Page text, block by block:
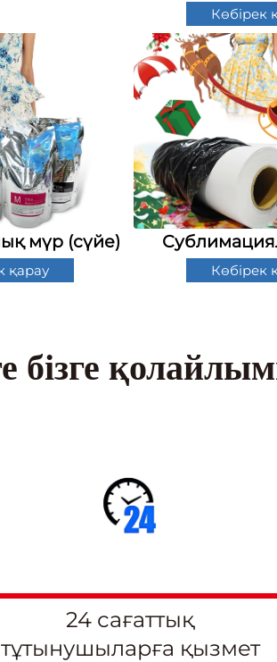
Көбірек
мүр (сүйе)
қарау Көбірек
бізге
24 сағаттық
тұтынушыларға қызмет